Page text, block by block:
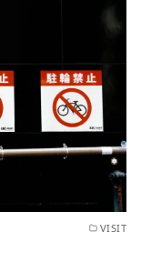
VISIT